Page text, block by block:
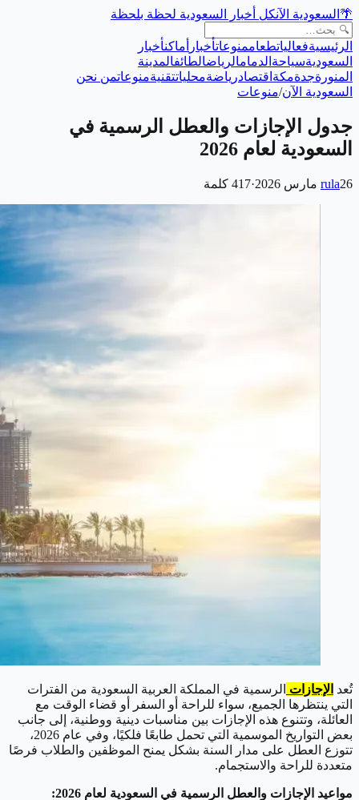
🌴 السعودية الآنكل أخبار السعودية لحظة بلحظة
الرئيسيةفعالياتطعاممنوعاتأخبار أماكنأخبار
السعوديةسياحة الدمامالرياضالطائفالمدينة
المنورةجدةمكة اقتصادرياضةمحلياتتقنيةمنوعاتمن نحن
السعودية الآن/منوعات
جدول الإجازات والعطل الرسمية في
السعودية لعام 2026
rula26 مارس 2026 ·
417 كلمة
تُعد الإجازات الرسمية في المملكة العربية السعودية من الفترات
التي ينتظرها الجميع، سواء للراحة أو السفر أو قضاء الوقت مع
العائلة، وتتنوع هذه الإجازات بين مناسبات دينية ووطنية، إلى جانب
بعض التواريخ الموسمية التي تحمل طابعًا فلكيًا، وفي عام 2026،
تتوزع العطل على مدار السنة بشكل يمنح الموظفين والطلاب فرصًا
متعددة للراحة والاستجمام.
مواعيد الإجازات والعطل الرسمية في السعودية لعام 2026: